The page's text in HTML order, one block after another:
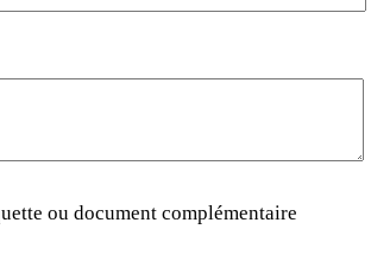
ou document complémentaire